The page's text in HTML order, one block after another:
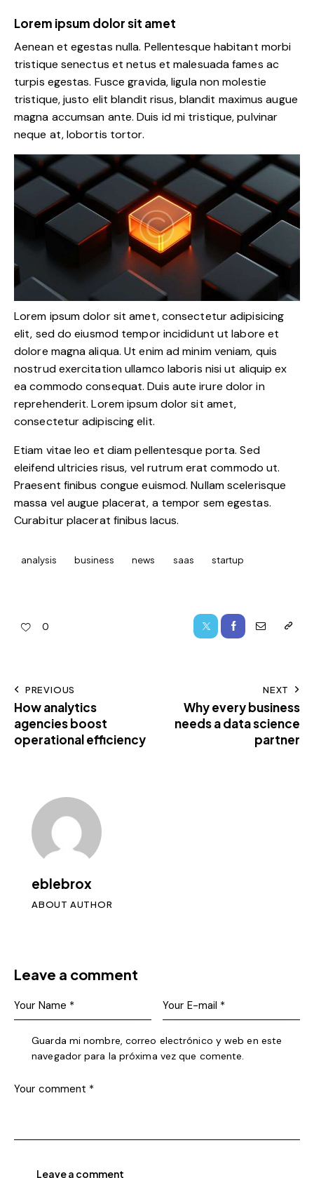
Lorem ipsum dolor sit amet
Aenean et egestas nulla. Pellentesque habitant morbi
tristique senectus et netus et malesuada fames ac
turpis egestas. Fusce gravida, ligula non molestie
tristique, justo elit blandit risus, blandit maximus augue
magna accumsan ante. Duis id mi tristique, pulvinar
neque at, lobortis tortor.
Lorem ipsum dolor sit amet, consectetur adipisicing
elit, sed do eiusmod tempor incididunt ut labore et
dolore magna aliqua. Ut enim ad minim veniam, quis
nostrud exercitation ullamco laboris nisi ut aliquip ex
ea commodo consequat. Duis aute irure dolor in
reprehenderit. Lorem ipsum dolor sit amet,
consectetur adipiscing elit.
Etiam vitae leo et diam pellentesque porta. Sed
eleifend ultricies risus, vel rutrum erat commodo ut.
Praesent finibus congue euismod. Nullam scelerisque
massa vel augue placerat, a tempor sem egestas.
Curabitur placerat finibus lacus.
analysis business news saas startup
0
PREVIOUS
How analytics
agencies boost
operational efficiency
NEXT
Why every business
needs a data science
partner
eblebrox
ABOUT AUTHOR
Leave a comment
Guarda mi nombre, correo electrónico y web en este
navegador para la próxima vez que comente.